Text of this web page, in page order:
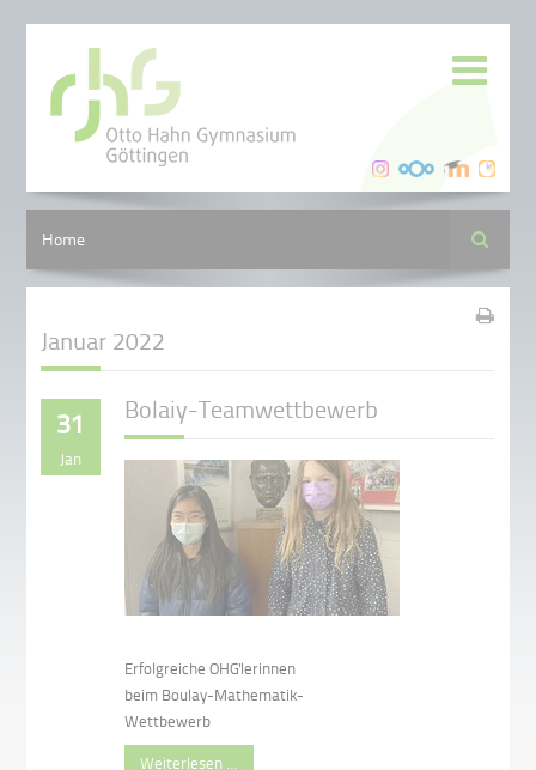
Home Suche
Januar 2022
31
Jan
Bolaiy-Teamwettbewerb
Erfolgreiche OHG'lerinnen
beim Boulay-Mathematik-
Wettbewerb
Weiterlesen …